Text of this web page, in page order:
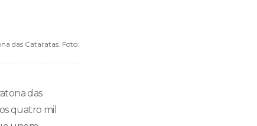
das Cataratas. Foto:
das
quatro mil